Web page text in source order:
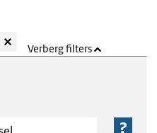
Verberg filters